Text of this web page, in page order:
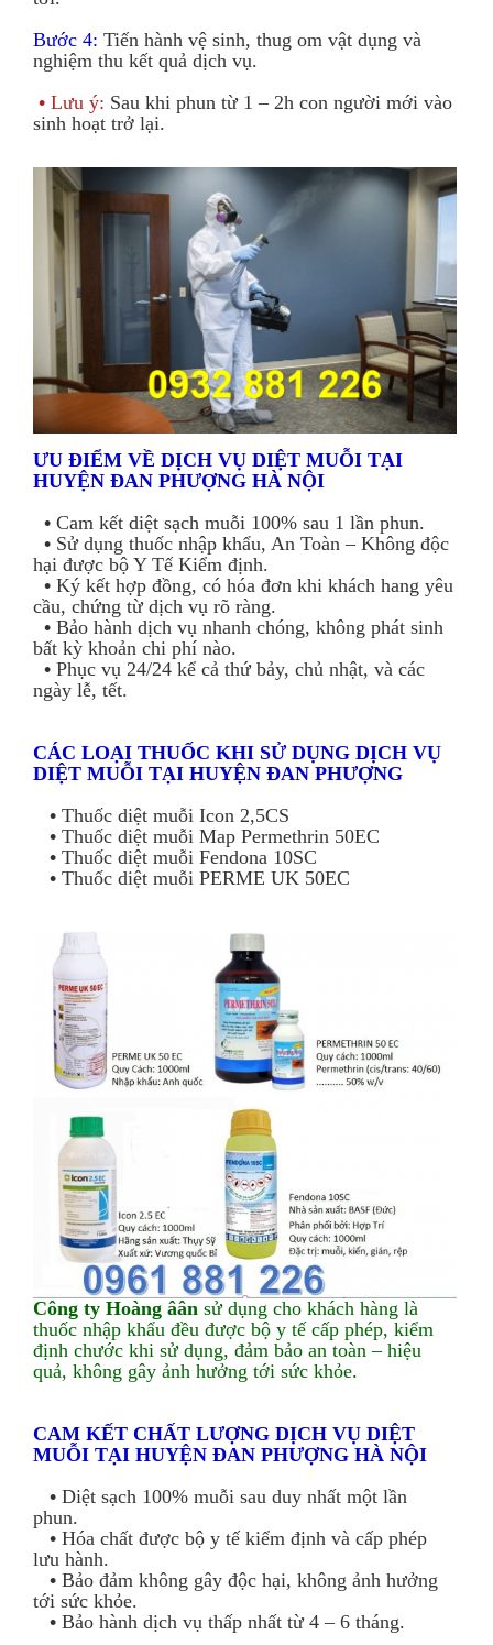
Bước 4: Tiến hành vệ sinh, thug om vật dụng và
nghiệm thu kết quả dịch vụ.
• Lưu ý: Sau khi phun từ 1 – 2h con người mới vào
sinh hoạt trở lại.
ƯU ĐIỂM VỀ DỊCH VỤ DIỆT MUỖI TẠI
HUYỆN ĐAN PHƯỢNG HÀ NỘI​
• Cam kết diệt sạch muỗi 100% sau 1 lần phun.
• Sử dụng thuốc nhập khẩu, An Toàn – Không độc
hại được bộ Y Tế Kiểm định.
• Ký kết hợp đồng, có hóa đơn khi khách hang yêu
cầu, chứng từ dịch vụ rõ ràng.
• Bảo hành dịch vụ nhanh chóng, không phát sinh
bất kỳ khoản chi phí nào.
• Phục vụ 24/24 kể cả thứ bảy, chủ nhật, và các
ngày lễ, tết.
CÁC LOẠI THUỐC KHI SỬ DỤNG DỊCH VỤ
DIỆT MUỖI TẠI HUYỆN ĐAN PHƯỢNG
• Thuốc diệt muỗi Icon 2,5CS
• Thuốc diệt muỗi Map Permethrin 50EC
• Thuốc diệt muỗi Fendona 10SC
• Thuốc diệt muỗi PERME UK 50EC
Công ty Hoàng âân sử dụng cho khách hàng là
thuốc nhập khẩu đều được bộ y tế cấp phép, kiểm
định chước khi sử dụng, đảm bảo an toàn – hiệu
quả, không gây ảnh hưởng tới sức khỏe.
CAM KẾT CHẤT LƯỢNG DỊCH VỤ DIỆT
MUỖI TẠI HUYỆN ĐAN PHƯỢNG HÀ NỘI
• Diệt sạch 100% muỗi sau duy nhất một lần
phun.
• Hóa chất được bộ y tế kiểm định và cấp phép
lưu hành.
• Bảo đảm không gây độc hại, không ảnh hưởng
tới sức khỏe.
• Bảo hành dịch vụ thấp nhất từ 4 – 6 tháng.